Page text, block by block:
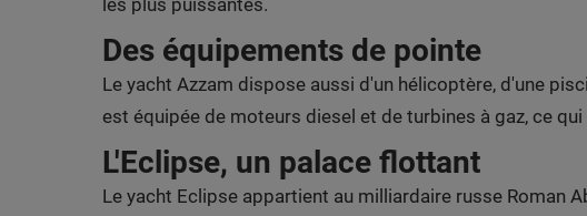
les plus puissantes.
Des équipements de pointe
Le yacht Azzam dispose aussi d'un hélicoptère, d'une
est équipée de moteurs diesel et de turbines à gaz, ce
L'Eclipse, un palace flottant
Le yacht Eclipse appartient au milliardaire russe Roman